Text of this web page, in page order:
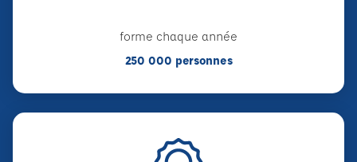
forme chaque année
250 000 personnes